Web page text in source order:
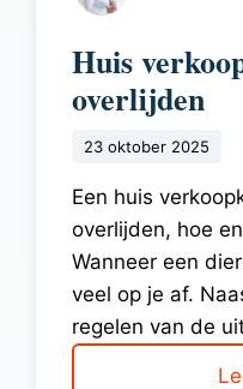
Huis
overlijden
23 oktober 2025
Een huis
overlijden, hoe
Wanneer een
veel op je af.
regelen van de